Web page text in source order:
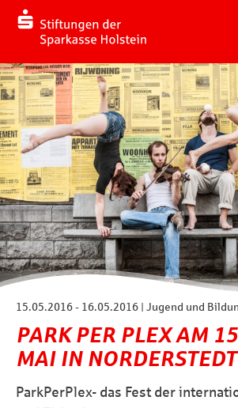
15.05.2016 - 16.05.2016 | Jugend und
PARK PER PLEX AM
MAI IN NORDERSTEDT
ParkPerPlex- das Fest der